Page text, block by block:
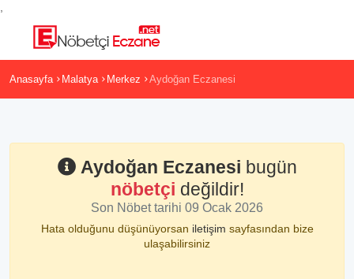
Anasayfa Malatya Merkez Aydoğan Eczanesi
Aydoğan Eczanesi bugün
nöbetçi değildir!
Son Nöbet tarihi 09 Ocak 2026
Hata olduğunu düşünüyorsan iletişim sayfasından bize
ulaşabilirsiniz